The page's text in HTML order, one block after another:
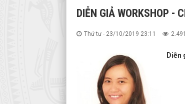
DIỄN GIẢ WORKSHOP -
Thứ tư - 23/10/2019 23:11 2.491
Diễn